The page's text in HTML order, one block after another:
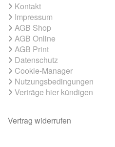
Kontakt
Impressum
AGB Shop
AGB Online
AGB Print
Datenschutz
Cookie-Manager
Nutzungsbedingungen
Verträge hier kündigen
Vertrag widerrufen